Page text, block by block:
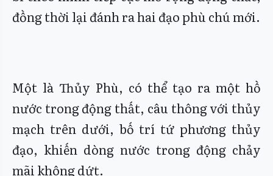
đồng thời lại đánh ra hai đạo phù chú mới.
Một là Thủy Phù, có thể tạo ra một hồ
nước trong động thất, câu thông với thủy
mạch trên dưới, bố trí tứ phương thủy
đạo, khiến dòng nước trong động chảy
mãi không dứt.